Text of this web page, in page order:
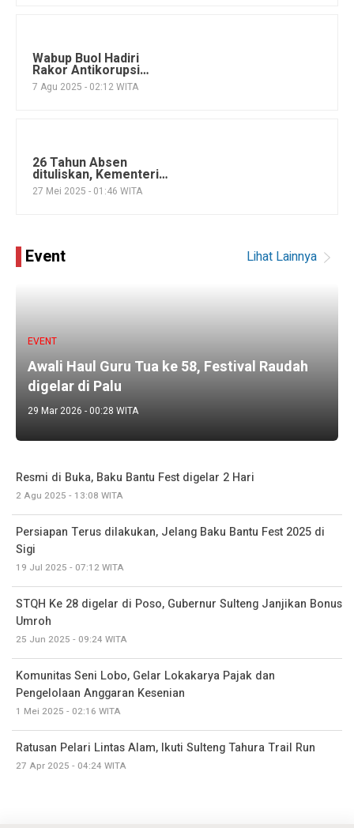
Wabup Buol Hadiri
Rakor Antikorupsi
Bersama KPK RI di
Jakarta
7 Agu 2025 - 02:12 WITA
26 Tahun Absen
dituliskan, Kementerian
Kebudayaan akan Tulis
Kembali Sejarah
27 Mei 2025 - 01:46 WITA
Event Lihat Lainnya
EVENT
Awali Haul Guru Tua ke 58, Festival Raudah
digelar di Palu
29 Mar 2026 - 00:28 WITA
Resmi di Buka, Baku Bantu Fest digelar 2 Hari
2 Agu 2025 - 13:08 WITA
Persiapan Terus dilakukan, Jelang Baku Bantu Fest 2025 di
Sigi
19 Jul 2025 - 07:12 WITA
STQH Ke 28 digelar di Poso, Gubernur Sulteng Janjikan Bonus
Umroh
25 Jun 2025 - 09:24 WITA
Komunitas Seni Lobo, Gelar Lokakarya Pajak dan
Pengelolaan Anggaran Kesenian
1 Mei 2025 - 02:16 WITA
Ratusan Pelari Lintas Alam, Ikuti Sulteng Tahura Trail Run
27 Apr 2025 - 04:24 WITA